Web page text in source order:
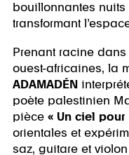
bouillonnantes
transformant
Prenant racine
ouest-africaines, la
ADAMADÉN
poète palestinien
pièce « Un ciel pour
orientales et
saz, guitare et